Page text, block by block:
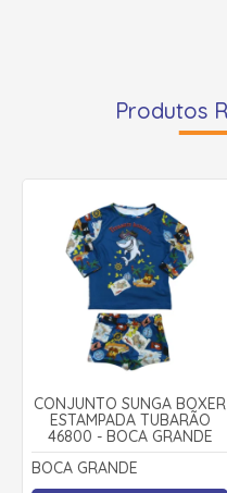
Produtos
CONJUNTO SUNGA BOXER
ESTAMPADA TUBARÃO
46800 - BOCA GRANDE
BOCA GRANDE